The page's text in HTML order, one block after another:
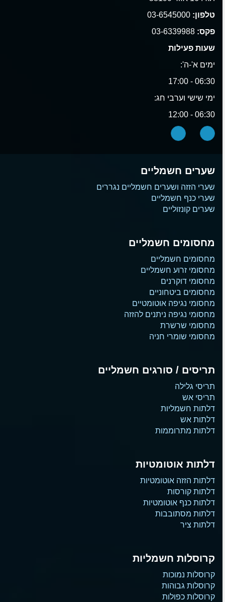
טלפון:
פקס:
שעות פעילות
ימים א'-ה':
06:30 - 17:00
ימי שישי וערבי חג:
06:30 - 12:00
שערים חשמליים
שערי הזזה ושערים חשמליים נגררים
שערי כנף חשמליים
שערים קונזוליים
מחסומים חשמליים
מחסומים חשמליים
מחסומי זרוע חשמליים
מחסומי דוקרנים
מחסומים ביטחוניים
מחסומי נגיפה אוטומטיים
מחסומי נגיפה ניתנים להזזה
מחסומי שרשרת
מחסומי שומרי חניה
תריסים / סורגים חשמליים
תריסי גלילה
תריסי אש
דלתות חשמליות
דלתות אש
דלתות מתרוממות
דלתות אוטומטיות
דלתות הזזה אוטומטיות
דלתות קורסות
דלתות כנף אוטומטיות
דלתות מסתובבות
דלתות ציר
קרוסלות חשמליות
קרוסלות נמוכות
קרוסלות גבוהות
קרוסלות כפולות